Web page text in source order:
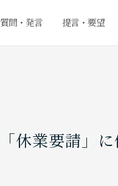
質問・発言 提言・要望
休業要請」